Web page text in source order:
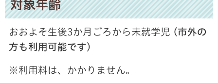
対象年齢
おおよそ生後3か月ごろから未就学児 (市外の
方も利用可能です)
※利用料は、かかりません。